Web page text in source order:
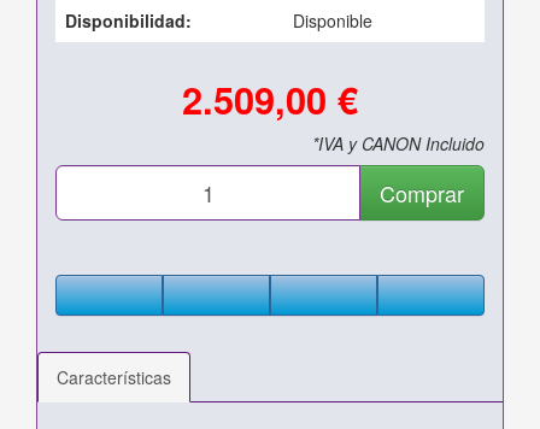
Disponibilidad:
Disponible
2.509,00 €
*IVA y CANON Incluido
Comprar
Características